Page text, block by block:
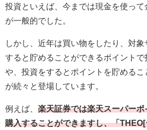
投資といえば、今までは現金を使って
が一般的でした。
しかし、近年は買い物をしたり、対象
すると貯めることができるポイントで
や、投資をするとポイントを貯めるこ
が続々と登場しています。
例えば、 楽天証券では楽天スーパー
購入することができますし、「